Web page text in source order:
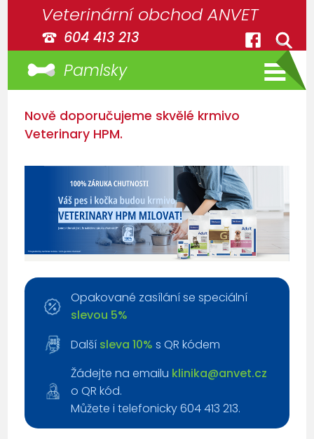
Veterinární obchod ANVET
604 413 213
Pamlsky
Nově doporučujeme skvělé krmivo
Veterinary HPM.
Opakované zasílání se speciální
slevou 5%
Další sleva 10% s QR kódem
Žádejte na emailu klinika@anvet.cz
o QR kód.
Můžete i telefonicky 604 413 213.